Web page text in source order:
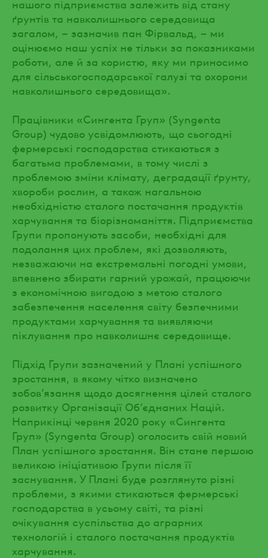
нашого підприємства залежить від стану
ґрунтів та навколишнього середовища
загалом, – зазначив пан Фірвальд, – ми
оцінюємо наш успіх не тільки за показниками
роботи, але й за користю, яку ми приносимо
для сільськогосподарської галузі та охорони
навколишнього середовища».
Працівники «Сингента Груп» (Syngenta
Group) чудово усвідомлюють, що сьогодні
фермерські господарства стикаються з
багатьма проблемами, в тому числі з
проблемою зміни клімату, деградації ґрунту,
хвороби рослин, а також нагальною
необхідністю сталого постачання продуктів
харчування та біорізноманіття. Підприємства
Групи пропонують засоби, необхідні для
подолання цих проблем, які дозволяють,
незважаючи на екстремальні погодні умови,
впевнено збирати гарний урожай, працюючи
з економічною вигодою з метою сталого
забезпечення населення світу безпечними
продуктами харчування та виявляючи
піклування про навколишнє середовище.
Підхід Групи зазначений у Плані успішного
зростання, в якому чітко визначено
зобов’язання щодо досягнення цілей сталого
розвитку Організації Об’єднаних Націй.
Наприкінці червня 2020 року «Сингента
Груп» (Syngenta Group) оголосить свій новий
План успішного зростання. Він стане першою
великою ініціативою Групи після її
заснування. У Плані буде розглянуто різні
проблеми, з якими стикаються фермерські
господарства в усьому світі, та різні
очікування суспільства до аграрних
технологій і сталого постачання продуктів
харчування.